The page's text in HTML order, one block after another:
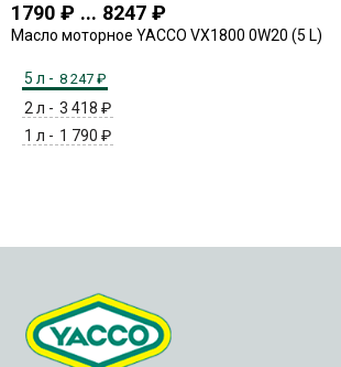
1790 ₽ ... 8247 ₽
Масло моторное YACCO VX1800 0W20 (5 L)
5 л - 8 247 ₽
2 л - 3 418 ₽
1 л - 1 790 ₽